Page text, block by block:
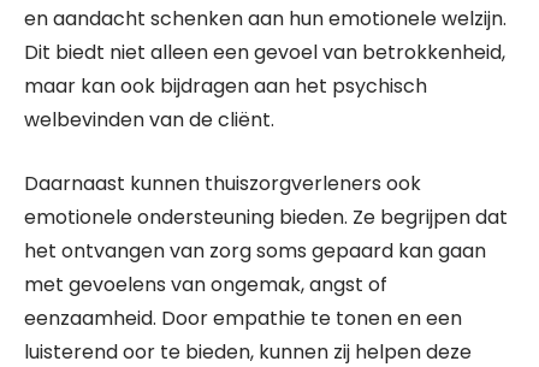
en aandacht schenken aan hun emotionele welzijn.
Dit biedt niet alleen een gevoel van betrokkenheid,
maar kan ook bijdragen aan het psychisch
welbevinden van de cliënt.
Daarnaast kunnen thuiszorgverleners ook
emotionele ondersteuning bieden. Ze begrijpen dat
het ontvangen van zorg soms gepaard kan gaan
met gevoelens van ongemak, angst of
eenzaamheid. Door empathie te tonen en een
luisterend oor te bieden, kunnen zij helpen deze